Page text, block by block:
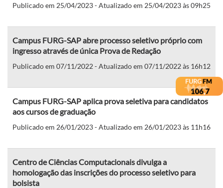
Publicado em 25/04/2023 - Atualizado em 25/04/2023 às 09h25
Campus FURG-SAP abre processo seletivo próprio com
ingresso através de única Prova de Redação
Publicado em 07/11/2022 - Atualizado em 07/11/2022 às 16h12
Campus FURG-SAP aplica prova seletiva para candidatos
aos cursos de graduação
Publicado em 26/01/2023 - Atualizado em 26/01/2023 às 11h16
Centro de Ciências Computacionais divulga a
homologação das inscrições do processo seletivo para
bolsista